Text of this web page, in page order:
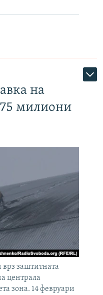
на
милиони
заштитната
централа
зона. 14 февруари